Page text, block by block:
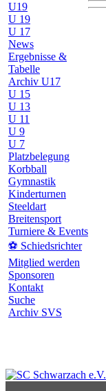
U19
U 19
U 17
News
Ergebnisse &
Tabelle
Archiv U17
U 15
U 13
U 11
U 9
U 7
Platzbelegung
Korbball
Gymnastik
Kinderturnen
Steeldart
Breitensport
Turniere & Events
⚽ Schiedsrichter
Mitglied werden
Sponsoren
Kontakt
Suche
Archiv SVS